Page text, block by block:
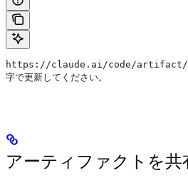
https://claude.ai/code/artifact/
字で更新してください。
アーティファクトを共